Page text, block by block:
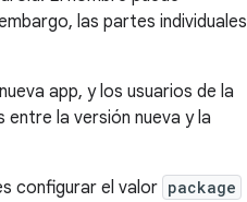
las partes individuales
app, y los usuarios de la
la versión nueva y la
configurar el valor package